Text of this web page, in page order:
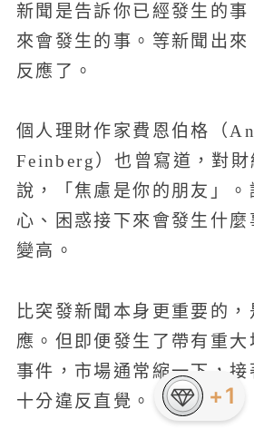
新聞是告訴你已經發生的事
來會發生的事。等新聞出
反應了。
個人理財作家費恩伯格（
Feinberg）也曾寫道，對財
說，「焦慮是你的朋友」。
心、困惑接下來會發生什
變高。
比突發新聞本身更重要的
應。但即便發生了帶有重大
事件，市場通常縮一下，接
十分違反直覺。
+1